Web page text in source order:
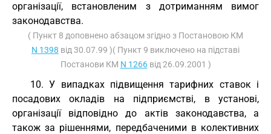
організації, встановленим з дотриманням вимог
законодавства.
( Пункт 8 доповнено абзацом згідно з Постановою КМ
N 1398 від 30.07.99 )( Пункт 9 виключено на підставі
Постанови КМ N 1266від 26.09.2001 )
10. У випадках підвищення тарифних ставок і
посадових окладів на підприємстві, в установі,
організації відповідно до актів законодавства, а
також за рішеннями, передбаченими в колективних